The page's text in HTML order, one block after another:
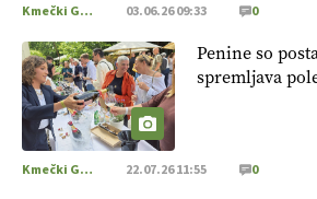
Kmečki Glas 03.06.26 09:33 0
Penine so
spremljava
Kmečki Glas 22.07.26 11:55 0